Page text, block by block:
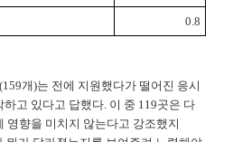
0.8
개)는 전에 지원했다가 떨어진 응시
하고 있다고 답했다. 이 중 119곳은 다
영향을 미치지 않는다고 강조했지